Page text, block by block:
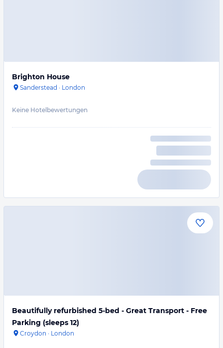
Brighton House
Sanderstead · London
Keine Hotelbewertungen
Beautifully refurbished 5-bed - Great Transport - Free
Parking (sleeps 12)
Croydon · London